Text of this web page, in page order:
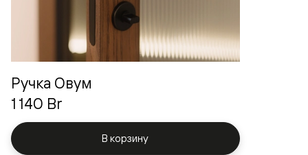
Ручка Овум
1 140 Br
В корзину